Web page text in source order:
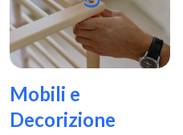
Mobili e
Decorizione